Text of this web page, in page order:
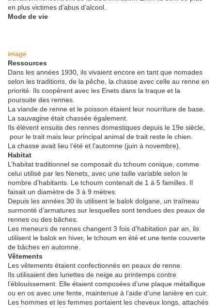
en plus victimes d’abus d’alcool.
Mode de vie
image
Ressources
Dans les années 1930, ils vivaient encore en tant que nomades
selon les traditions, de la pêche, la chasse avec celle au renne en
priorité. Ils coopèrent avec les Enets dans la traque et la
poursuite des rennes.
La viande de renne et le poisson étaient leur nourriture de base.
La sauvagine était chassée également.
Ils élèvent ensuite des rennes domestiques depuis le 19e siècle,
pour le trait mais leur principal animal de trait reste le chien.
La chasse avait lieu l’été et l’automne (juin à novembre).
Habitat
L’habitat traditionnel se composait du tchoum conique, comme
celui utilisé par les Nenets, avec une taille variable selon le
nombre d’habitants. Le tchoum contenait de 1 à 5 familles. Il
faisait un diamètre de 3 à 9 mètres.
Depuis les années 30 ils utilisent le balok dolgane, un traîneau
surmonté d’armatures sur lesquelles sont tendues des peaux de
rennes ou des bâches.
Les meneurs de rennes changent 3 fois d’habitation par an, ils
utilisent le balok en hiver, le tchoum en été et une tente couverte
de bâches en automne.
Vêtements
Les vêtements étaient confectionnés en peaux de renne.
Ils utilisaient des lunettes de neige au printemps contre
l’éblouissement. Elle étaient composées d’une plaque métallique
ou en os avec une fente, maintenue à l’aide d’une lanière en cuir.
Les hommes et les femmes portaient les cheveux longs, attachés